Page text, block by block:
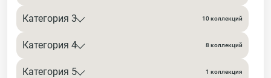
Категория 3 10 коллекций
Категория 4 8 коллекций
Категория 5 1 коллекция